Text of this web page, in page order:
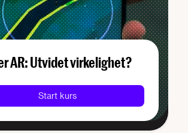
AR: Utvidet virkelighet?
Start kurs